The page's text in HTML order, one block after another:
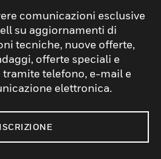
comunicazioni esclusive
su aggiornamenti di
tecniche, nuove offerte,
offerte speciali e
telefono, e-mail e
elettronica.
ISCRIZIONE